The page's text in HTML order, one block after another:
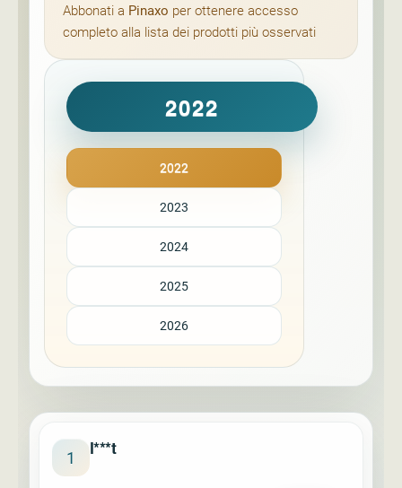
Abbonati a Pinaxo per ottenere accesso
completo alla lista dei prodotti più osservati
2022
2022
2023
2024
2025
2026
1 l***t